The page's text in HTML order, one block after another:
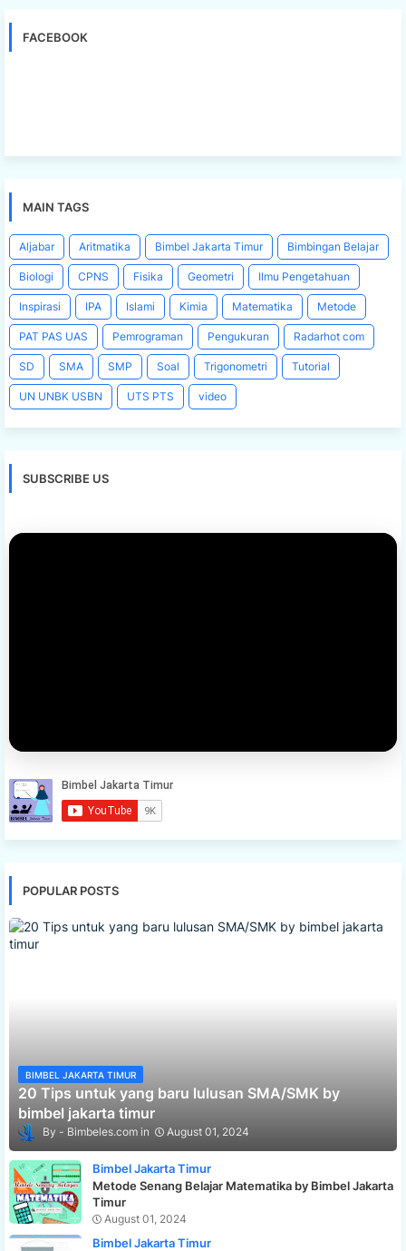
FACEBOOK
MAIN TAGS
Aljabar Aritmatika Bimbel Jakarta Timur Bimbingan Belajar
Biologi CPNS Fisika Geometri Ilmu Pengetahuan
Inspirasi IPA Islami Kimia Matematika Metode
PAT PAS UAS Pemrograman Pengukuran Radarhot com
SD SMA SMP Soal Trigonometri Tutorial
UN UNBK USBN UTS PTS video
SUBSCRIBE US
POPULAR POSTS
BIMBEL JAKARTA TIMUR
20 Tips untuk yang baru lulusan SMA/SMK by
bimbel jakarta timur
Bimbeles.com August 01, 2024
Bimbel Jakarta Timur
Metode Senang Belajar Matematika by Bimbel Jakarta
Timur
August 01, 2024
Bimbel Jakarta Timur